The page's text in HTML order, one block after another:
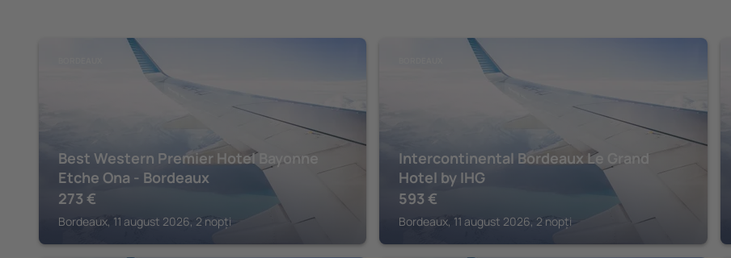
Best Western Premier Hotel Bayonne
Etche Ona - Bordeaux
273 €
Bordeaux, 11 august 2026, 2 nopți
Intercontinental Bordeaux Le Grand
Hotel by IHG
593 €
Bordeaux, 11 august 2026, 2 nopți